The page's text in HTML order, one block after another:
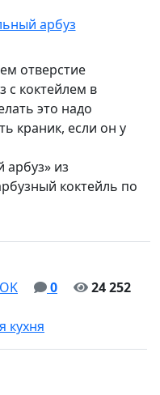
отверстие
с коктейлем в
это надо
краник, если он у
арбуз» из
коктейль по
0 24 252
кухня